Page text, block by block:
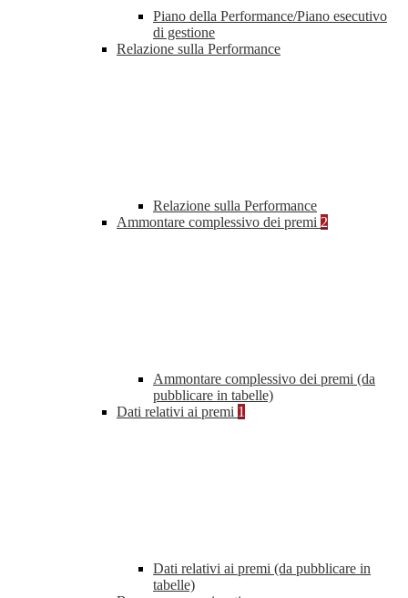
Piano della Performance/Piano esecutivo
di gestione
Relazione sulla Performance
Relazione sulla Performance
Ammontare complessivo dei premi 2
Ammontare complessivo dei premi (da
pubblicare in tabelle)
Dati relativi ai premi 1
Dati relativi ai premi (da pubblicare in
tabelle)